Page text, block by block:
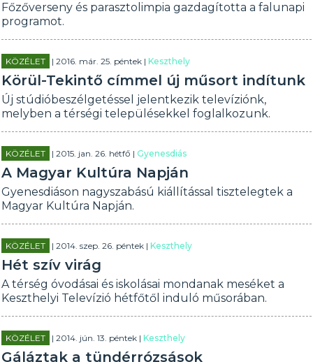
Főzőverseny és parasztolimpia gazdagította a falunapi
programot.
KÖZÉLET | 2016. már. 25. péntek |Keszthely
Körül-Tekintő címmel új műsort indítunk
Új stúdióbeszélgetéssel jelentkezik televíziónk,
melyben a térségi településekkel foglalkozunk.
KÖZÉLET | 2015. jan. 26. hétfő |Gyenesdiás
A Magyar Kultúra Napján
Gyenesdiáson nagyszabású kiállítással tisztelegtek a
Magyar Kultúra Napján.
KÖZÉLET | 2014. szep. 26. péntek |Keszthely
Hét szív virág
A térség óvodásai és iskolásai mondanak meséket a
Keszthelyi Televízió hétfőtől induló műsorában.
KÖZÉLET | 2014. jún. 13. péntek |Keszthely
Gáláztak a tündérrózsások